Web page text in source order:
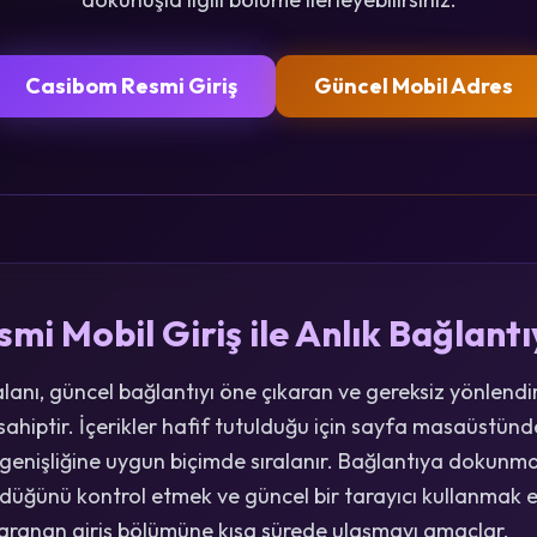
Casibom Resmi Giriş Güncel Mobil Adres
Mobil Giriş ile Anlık
güncel bağlantıyı öne çıkaran ve gereksiz
İçerikler hafif tutulduğu için sayfa masaüstünde
uygun biçimde sıralanır. Bağlantıya
kontrol etmek ve güncel bir tarayıcı kullanmak
giriş bölümüne kısa sürede ulaşmayı amaçlar.